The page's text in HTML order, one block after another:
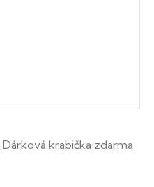
Dárková krabička zdarma